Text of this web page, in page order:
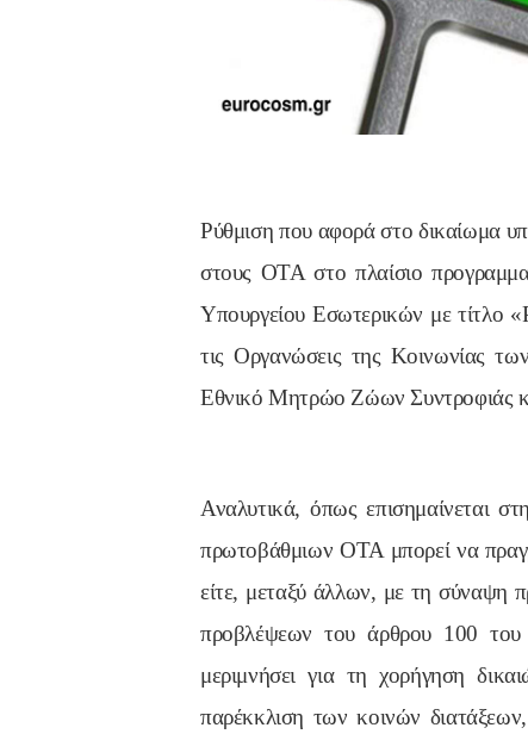
Ρύθμιση που αφορά στο δικαίωμα
στους ΟΤΑ στο πλαίσιο
Υπουργείου Εσωτερικών με τίτλο
τις Οργανώσεις της Κοινωνίας
Εθνικό Μητρώο Ζώων Συντροφιάς
Αναλυτικά, όπως επισημαίνεται
πρωτοβάθμιων ΟΤΑ μπορεί να
είτε, μεταξύ άλλων, με τη σύναψη
προβλέψεων του άρθρου 100
μεριμνήσει για τη χορήγηση
παρέκκλιση των κοινών